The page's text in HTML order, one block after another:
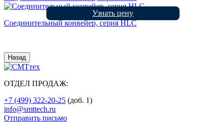
Соединительный конвейер, серия HLC
Узнать цену
Назад
ОТДЕЛ ПРОДАЖ:
+7 (499) 322-20-25 (доб. 1)
info@smttech.ru
Отправить письмо